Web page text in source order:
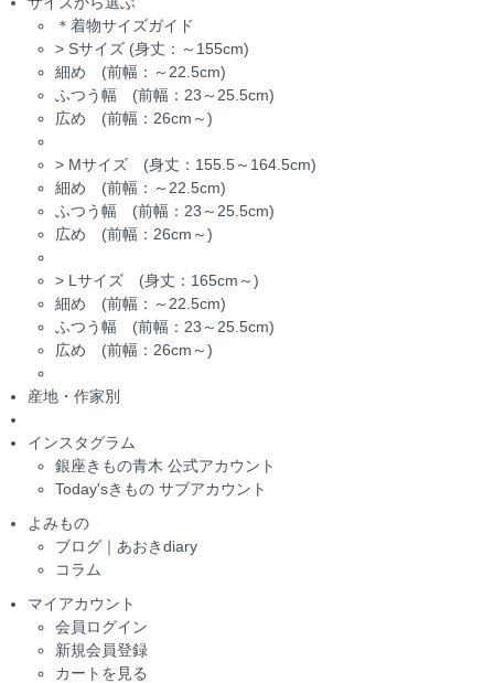
＊着物サイズガイド
> Sサイズ (身丈：～155cm)
細め (前幅：～22.5cm)
ふつう幅 (前幅：23～25.5cm)
広め (前幅：26cm～)
> Mサイズ (身丈：155.5～164.5cm)
細め (前幅：～22.5cm)
ふつう幅 (前幅：23～25.5cm)
広め (前幅：26cm～)
> Lサイズ (身丈：165cm～)
細め (前幅：～22.5cm)
ふつう幅 (前幅：23～25.5cm)
広め (前幅：26cm～)
産地・作家別
インスタグラム
銀座きもの青木 公式アカウント
Today'sきもの サブアカウント
よみもの
ブログ｜あおきdiary
コラム
マイアカウント
会員ログイン
新規会員登録
カートを見る